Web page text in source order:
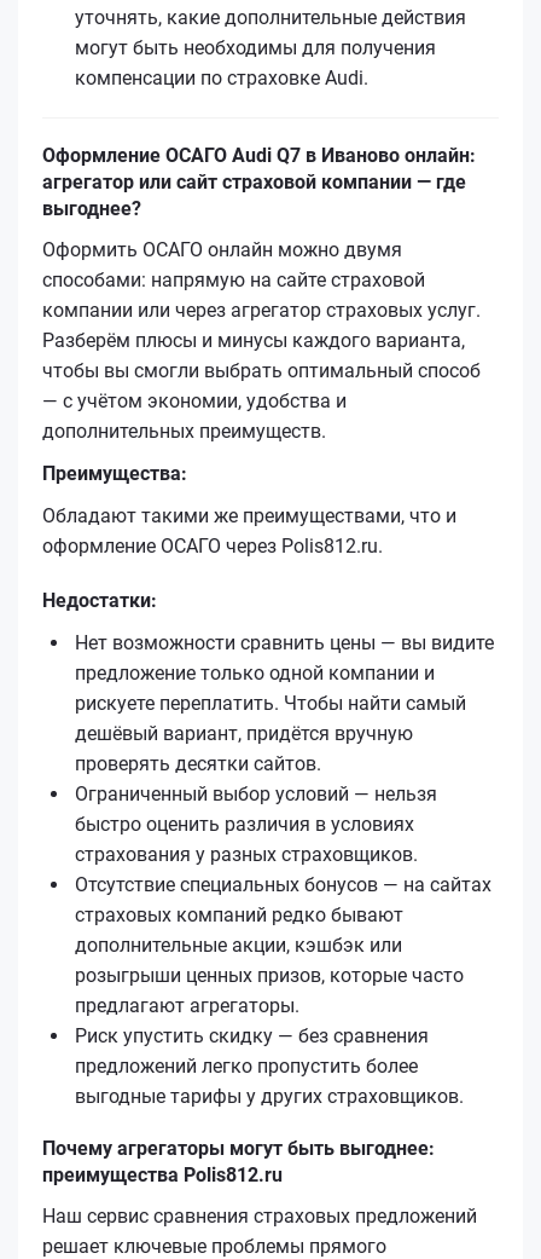
уточнять, какие дополнительные действия
могут быть необходимы для получения
компенсации по страховке Audi.
Оформление ОСАГО Audi Q7 в Иваново онлайн:
агрегатор или сайт страховой компании — где
выгоднее?
Оформить ОСАГО онлайн можно двумя
способами: напрямую на сайте страховой
компании или через агрегатор страховых услуг.
Разберём плюсы и минусы каждого варианта,
чтобы вы смогли выбрать оптимальный способ
— с учётом экономии, удобства и
дополнительных преимуществ.
Преимущества:
Обладают такими же преимуществами, что и
оформление ОСАГО через Polis812.ru.
Недостатки:
Нет возможности сравнить цены — вы видите
предложение только одной компании и
рискуете переплатить. Чтобы найти самый
дешёвый вариант, придётся вручную
проверять десятки сайтов.
Ограниченный выбор условий — нельзя
быстро оценить различия в условиях
страхования у разных страховщиков.
Отсутствие специальных бонусов — на сайтах
страховых компаний редко бывают
дополнительные акции, кэшбэк или
розыгрыши ценных призов, которые часто
предлагают агрегаторы.
Риск упустить скидку — без сравнения
предложений легко пропустить более
выгодные тарифы у других страховщиков.
Почему агрегаторы могут быть выгоднее:
преимущества Polis812.ru
Наш сервис сравнения страховых предложений
решает ключевые проблемы прямого